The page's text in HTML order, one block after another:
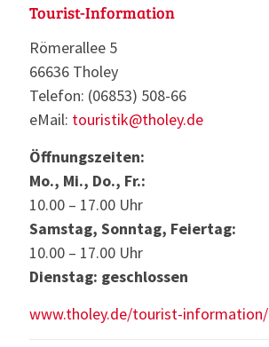
Tourist-Information
Römerallee 5
66636 Tholey
Telefon: (06853) 508-66
eMail: touristik@tholey.de
Öffnungszeiten:
Mo., Mi., Do., Fr.:
10.00 – 17.00 Uhr
Samstag, Sonntag, Feiertag:
10.00 – 17.00 Uhr
Dienstag: geschlossen
www.tholey.de/tourist-information/